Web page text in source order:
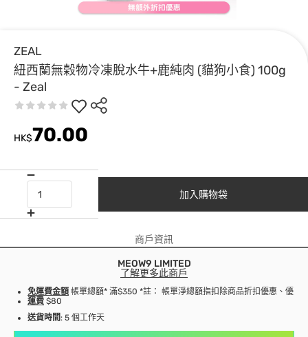
ZEAL
紐西蘭無榖物冷凍脫水牛+鹿純肉 (貓狗小食) 100g
- Zeal
HK$70.00
加入購物袋
商戶資訊
MEOW9 LIMITED
了解更多此商戶
免運費金額 帳單總額* 滿$350 *註： 帳單淨總額指扣除商品折扣優惠、優惠
運費 $80
送貨時間: 5 個工作天